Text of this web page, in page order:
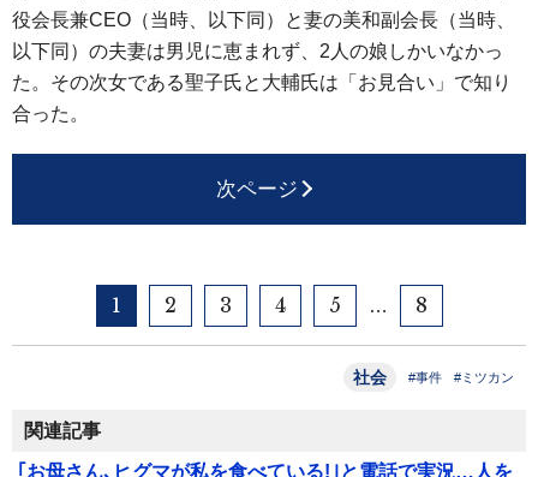
役会長兼CEO（当時、以下同）と妻の美和副会長（当時、
以下同）の夫妻は男児に恵まれず、2人の娘しかいなかっ
た。その次女である聖子氏と大輔氏は「お見合い」で知り
合った。
次ページ
1 2 3 4 5 … 8
社会 #事件 #ミツカン
関連記事
｢お母さん､ヒグマが私を食べている!｣と電話で実況…人を